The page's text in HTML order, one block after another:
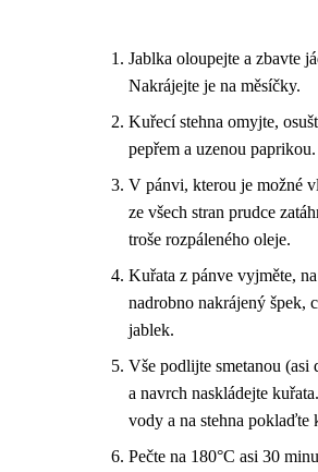
Jablka oloupejte a zbavte
Nakrájejte je na měsíčky.
Kuřecí stehna omyjte,
pepřem a uzenou paprikou.
V pánvi, kterou je možné
ze všech stran prudce
troše rozpáleného oleje.
Kuřata z pánve vyjměte,
nadrobno nakrájený špek,
jablek.
Vše podlijte smetanou (asi
a navrch naskládejte
vody a na stehna poklaďte
Pečte na 180°C asi 30